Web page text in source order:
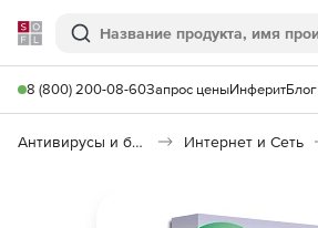
Softline
Поиск
8 (800) 200-08-60Запрос ценыИнферитБлог
Антивирусы и безопасность Интернет и Сеть